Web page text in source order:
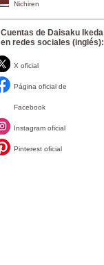
Nichiren
Cuentas de Daisaku Ikeda
en redes sociales (inglés):
X oficial
Página oficial de
Facebook
Instagram oficial
Pinterest oficial